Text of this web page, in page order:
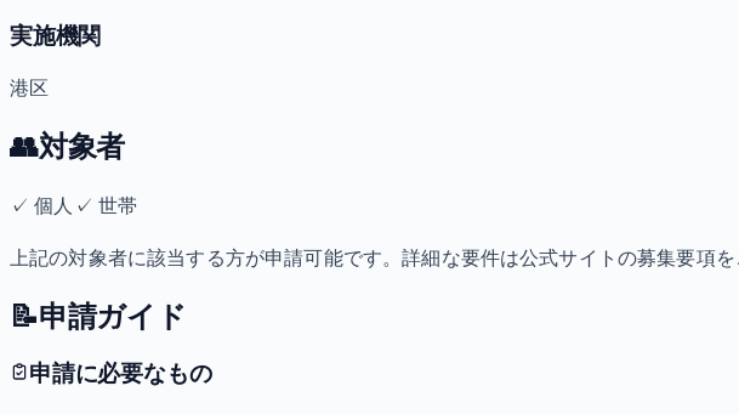
実施機関
港区
👥対象者
✓個人 ✓ 世帯
上記の対象者に該当する方が申請可能です。詳細な要件は公式サイトの募集要項を
📝申請ガイド
申請に必要なもの